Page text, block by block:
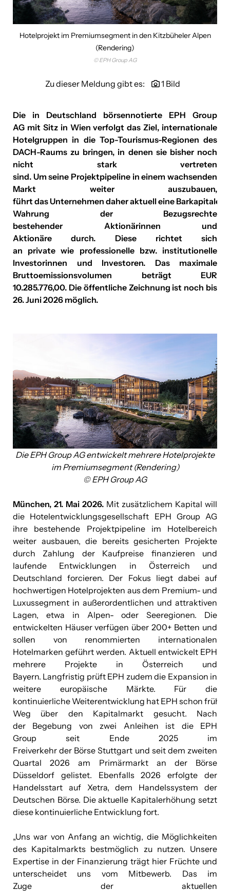
Leica
Linde Verlag
SOLUTO
TiPOS
Venionaire Capital AG
VinziRast
YIELD
Vila Vita Pannonia
Downloads
Über uns
Kontakt
Hotelprojekt im Premiumsegment in den Kitzbüheler Alpen
(Rendering)
© EPH Group AG
Zu dieser Meldung gibt es: 1 Bild
Die in Deutschland börsennotierte EPH Group
AG mit Sitz in Wien verfolgt das Ziel, internationale
Hotelgruppen in die Top-Tourismus-Regionen des
DACH-Raums zu bringen, in denen sie bisher noch
nicht stark vertreten
sind. Um seine Projektpipeline in einem wachsenden
Markt weiter auszubauen,
führt das Unternehmen daher aktuell eine
Wahrung der Bezugsrechte
bestehender Aktionärinnen und
Aktionäre durch. Diese richtet sich
an private wie professionelle bzw. institutionelle
Investorinnen und Investoren. Das maximale
Bruttoemissionsvolumen beträgt EUR
10.285.776,00. Die öffentliche Zeichnung ist noch bis
26. Juni 2026 möglich.
Die EPH Group AG entwickelt mehrere Hotelprojekte
im Premiumsegment (Rendering)
© EPH Group AG
München, 21. Mai 2026. Mit zusätzlichem Kapital will
die Hotelentwicklungsgesellschaft EPH Group AG
ihre bestehende Projektpipeline im Hotelbereich
weiter ausbauen, die bereits gesicherten Projekte
durch Zahlung der Kaufpreise finanzieren und
laufende Entwicklungen in Österreich und
Deutschland forcieren. Der Fokus liegt dabei auf
hochwertigen Hotelprojekten aus dem Premium- und
Luxussegment in außerordentlichen und attraktiven
Lagen, etwa in Alpen- oder Seeregionen. Die
entwickelten Häuser verfügen über 200+ Betten und
sollen von renommierten internationalen
Hotelmarken geführt werden. Aktuell entwickelt EPH
mehrere Projekte in Österreich und
Bayern. Langfristig prüft EPH zudem die Expansion in
weitere europäische Märkte. Für die
kontinuierliche Weiterentwicklung hat EPH schon
Weg über den Kapitalmarkt gesucht. Nach
der Begebung von zwei Anleihen ist die EPH
Group seit Ende 2025 im
Freiverkehr der Börse Stuttgart und seit dem zweiten
Quartal 2026 am Primärmarkt an der Börse
Düsseldorf gelistet. Ebenfalls 2026 erfolgte der
Handelsstart auf Xetra, dem Handelssystem der
Deutschen Börse. Die aktuelle Kapitalerhöhung setzt
diese kontinuierliche Entwicklung fort.
„Uns war von Anfang an wichtig, die Möglichkeiten
des Kapitalmarkts bestmöglich zu nutzen. Unsere
Expertise in der Finanzierung trägt hier Früchte und
unterscheidet uns vom Mitbewerb. Das im
Zuge der aktuellen